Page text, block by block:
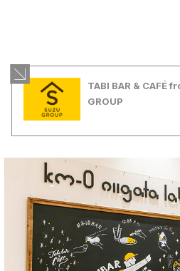
TABI BAR & CAFÉ
GROUP